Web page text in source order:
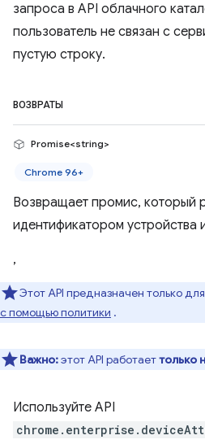
запроса в API облачного
пользователь не связан с
пустую строку.
ВОЗВРАТЫ
Promise<string>
Chrome 96+
Возвращает промис, который
идентификатором устройства
,
Этот API предназначен только для
с помощью политики .
Важно:этот API работаеттолько
Используйте API